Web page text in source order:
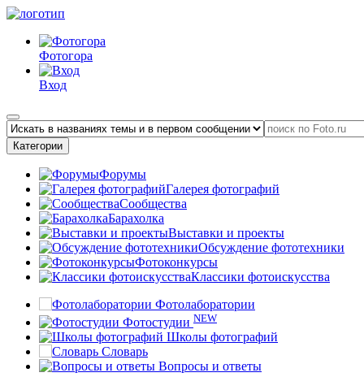
Фотогора
Вход
Категории
Форумы
Галерея фотографий
Сообщества
Барахолка
Выставки и проекты
Обсуждение фототехники
Фотоконкурсы
Классики фотоискусства
Фотолаборатории
Фотостудии NEW
Школы фотографий
Словарь
Вопросы и ответы